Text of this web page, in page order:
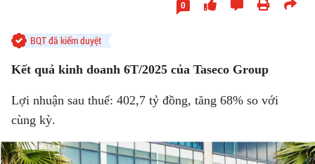
0
BQT đã kiểm duyệt
Kết quả kinh doanh 6T/2025 của Taseco Group
Lợi nhuận sau thuế: 402,7 tỷ đồng, tăng 68% so với
cùng kỳ.